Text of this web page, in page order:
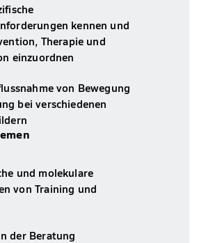
kennen und
Therapie und
einzuordnen
von Bewegung
bei verschiedenen
und molekulare
von Training und
der Beratung